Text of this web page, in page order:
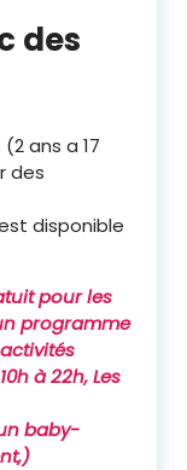
des
ans a 17
des
disponible
pour les
programme
à 22h, Les
baby-